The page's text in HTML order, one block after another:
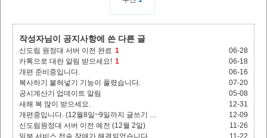
작성자님이 공지사항에 쓴 다른 글
신도림 원정대 서버 이전 완료 1
06-28
카톡으로 대란 알림 받으세요! 1
06-18
개편 준비중입니다.
06-16
복사하기 붙혀넣기 기능이 풀렸습니다.
07-20
공시계산기 업데이트 알림
05-08
새해 복 많이 받으세요.
12-31
개편중입니다. (12월8일~9일까지 글쓰기 …
12-09
신도림원정대 서버 이전 예전 (12월 2일)
11-26
일부 서비스 접속 장애가 해결되었습니다.
11-22